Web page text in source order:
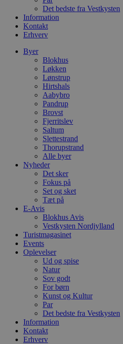
Det bedste fra Vestkysten
Information
Kontakt
Erhverv
Byer
Blokhus
Løkken
Lønstrup
Hirtshals
Aabybro
Pandrup
Brovst
Fjerritslev
Saltum
Slettestrand
Thorupstrand
Alle byer
Nyheder
Det sker
Fokus på
Set og sket
Tæt på
E-Avis
Blokhus Avis
Vestkysten Nordjylland
Turistmagasinet
Events
Oplevelser
Ud og spise
Natur
Sov godt
For børn
Kunst og Kultur
Par
Det bedste fra Vestkysten
Information
Kontakt
Erhverv